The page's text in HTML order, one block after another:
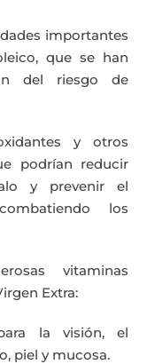
importantes
que se han
del riesgo de
y otros
podrían reducir
y prevenir el
los
vitaminas
Extra:
la visión, el
piel y mucosa.